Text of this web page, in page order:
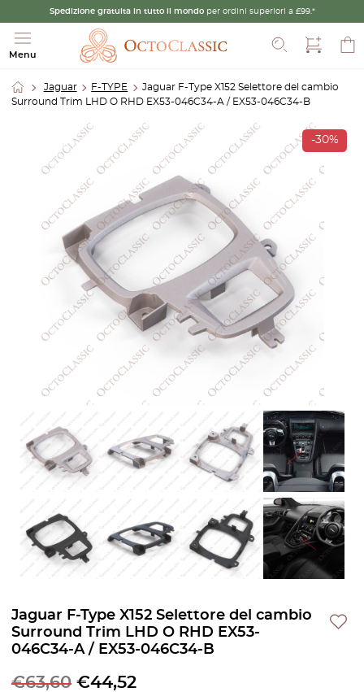
Spedizione gratuita in tutto il mondo per ordini superiori a £99.*
Menu
Cerca
Jaguar F-TYPE
Jaguar F-Type X152 Selettore del cambio
Surround Trim LHD O RHD EX53-046C34-A / EX53-046C34-B
-30%
Jaguar F-Type X152 Selettore del cambio
Surround Trim LHD O RHD EX53-
046C34-A / EX53-046C34-B
€63,60 €44,52